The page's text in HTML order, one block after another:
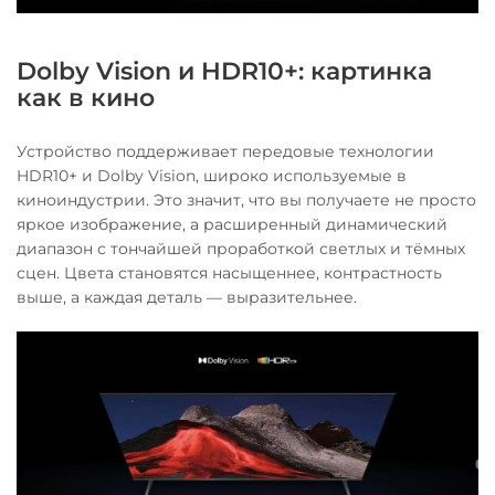
Dolby Vision и HDR10+: картинка
как в кино
Устройство поддерживает передовые технологии
HDR10+ и Dolby Vision, широко используемые в
киноиндустрии. Это значит, что вы получаете не просто
яркое изображение, а расширенный динамический
диапазон с тончайшей проработкой светлых и тёмных
сцен. Цвета становятся насыщеннее, контрастность
выше, а каждая деталь — выразительнее.